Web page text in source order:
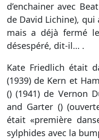
d’enchainer avec
de David Lichine),
mais a déjà fermé
désespéré, dit-il… .
Kate Friedlich était
(1939) de Kern et
() (1941) de Vernon
and Garter ()
était «première
sylphides avec la